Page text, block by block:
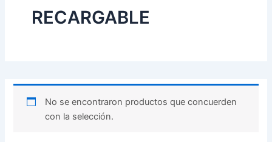
RECARGABLE
No se encontraron productos que concuerden
con la selección.